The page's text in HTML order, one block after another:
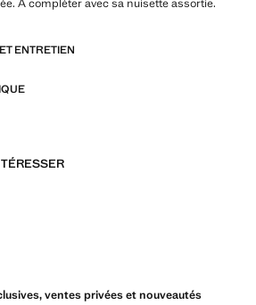
À compléter avec sa nuisette assortie.
ENTRETIEN
ventes privées et nouveautés